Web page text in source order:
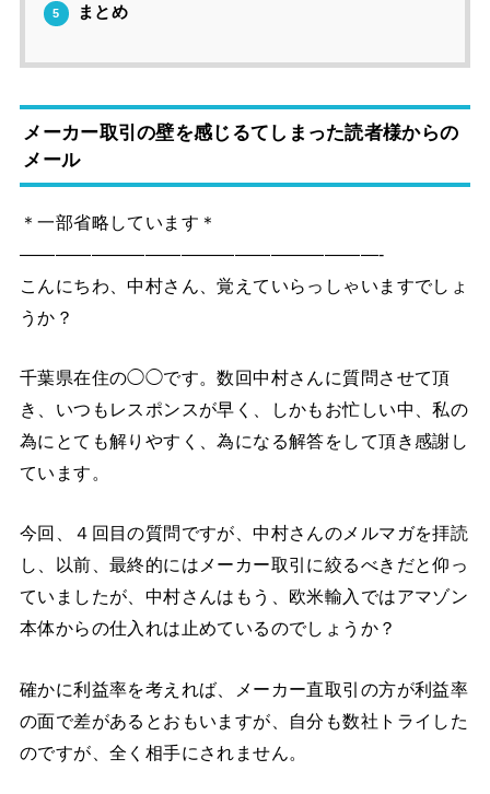
5 まとめ
メーカー取引の壁を感じるてしまった読者様からの
メール
＊一部省略しています＊
————————————————————-
こんにちわ、中村さん、覚えていらっしゃいますでしょ
うか？
千葉県在住の◯◯です。数回中村さんに質問させて頂
き、いつもレスポンスが早く、しかもお忙しい中、私の
為にとても解りやすく、為になる解答をして頂き感謝し
ています。
今回、４回目の質問ですが、中村さんのメルマガを拝読
し、以前、最終的にはメーカー取引に絞るべきだと仰っ
ていましたが、中村さんはもう、欧米輸入ではアマゾン
本体からの仕入れは止めているのでしょうか？
確かに利益率を考えれば、メーカー直取引の方が利益率
の面で差があるとおもいますが、自分も数社トライした
のですが、全く相手にされません。